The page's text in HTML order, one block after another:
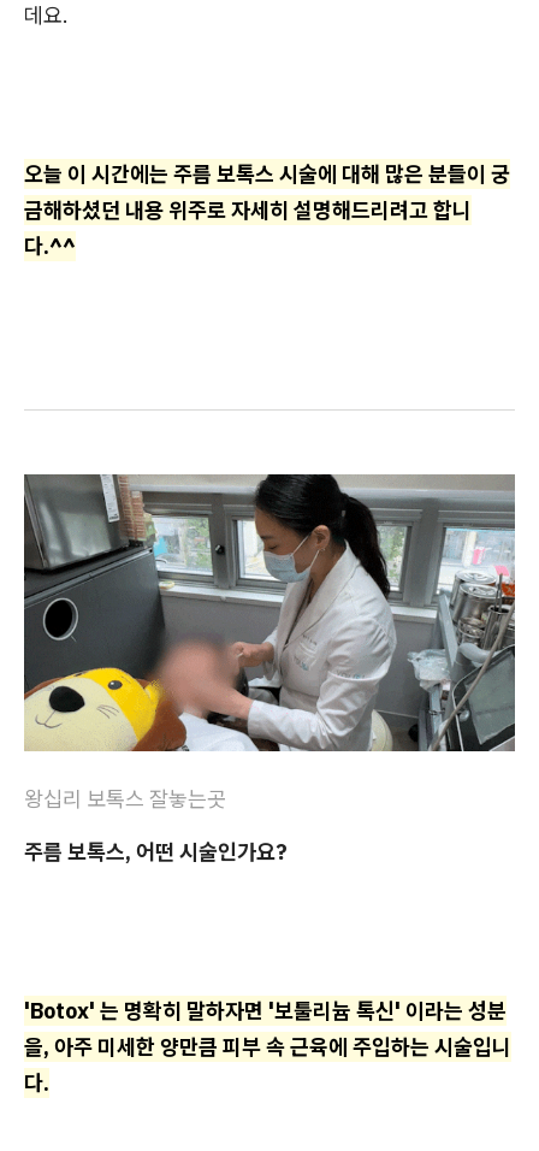
데요.
오늘 이 시간에는 주름 보톡스 시술에 대해 많은 분들이 궁
금해하셨던 내용 위주로 자세히 설명해드리려고 합니
다.^^
왕십리 보톡스 잘놓는곳
주름 보톡스, 어떤 시술인가요?
'Botox' 는 명확히 말하자면 '보툴리늄 톡신' 이라는 성분
을, 아주 미세한 양만큼 피부 속 근육에 주입하는 시술입니
다.